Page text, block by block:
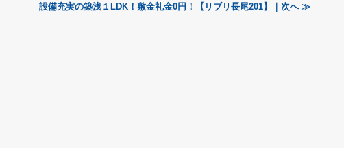
設備充実の築浅１LDK！敷金礼金0円！【リブリ長尾201】｜次へ ≫